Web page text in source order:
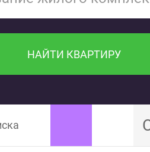
НАЙТИ КВАРТИРУ